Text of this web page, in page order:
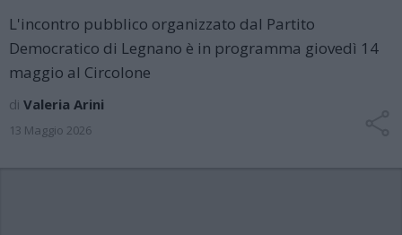
L'incontro pubblico organizzato dal Partito
Democratico di Legnano è in programma giovedì 14
maggio al Circolone
di Valeria Arini
13 Maggio 2026